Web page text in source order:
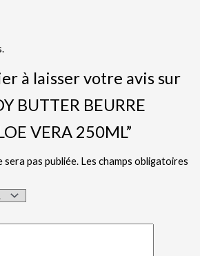
à laisser votre avis sur
BUTTER BEURRE
VERA 250ML”
sera pas publiée. Les champs obligatoires